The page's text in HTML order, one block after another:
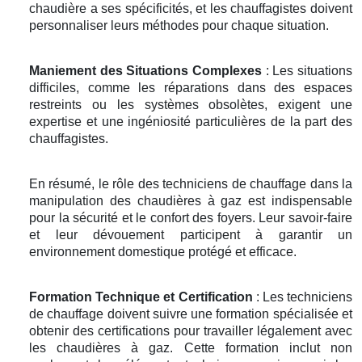
chaudière a ses spécificités, et les chauffagistes doivent
personnaliser leurs méthodes pour chaque situation.
Maniement des Situations Complexes : Les situations
difficiles, comme les réparations dans des espaces
restreints ou les systèmes obsolètes, exigent une
expertise et une ingéniosité particulières de la part des
chauffagistes.
En résumé, le rôle des techniciens de chauffage dans la
manipulation des chaudières à gaz est indispensable
pour la sécurité et le confort des foyers. Leur savoir-faire
et leur dévouement participent à garantir un
environnement domestique protégé et efficace.
Formation Technique et Certification : Les techniciens
de chauffage doivent suivre une formation spécialisée et
obtenir des certifications pour travailler légalement avec
les chaudières à gaz. Cette formation inclut non